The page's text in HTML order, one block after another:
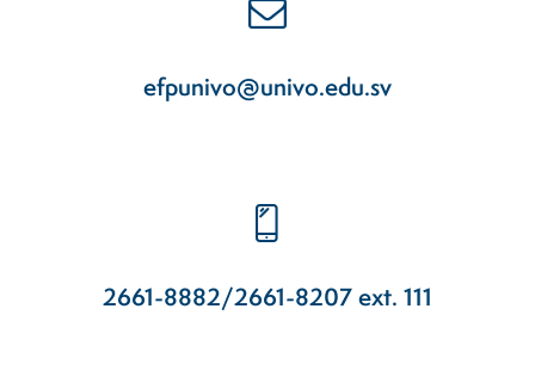
efpunivo@univo.edu.sv
2661-8882/2661-8207 ext. 111